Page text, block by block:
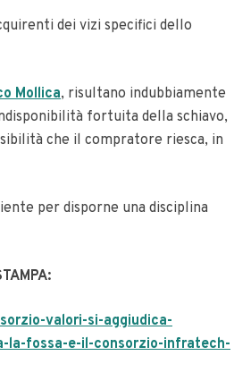
dei vizi specifici dello
Mollica, risultano indubbiamente
fortuita della schiavo,
che il compratore riesca, in
per disporne una disciplina
valori-si-aggiudica-
la-fossa-e-il-consorzio-infratech-